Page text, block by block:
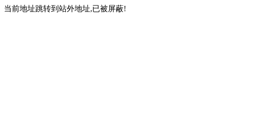
当前地址跳转到站外地址,已被屏蔽!